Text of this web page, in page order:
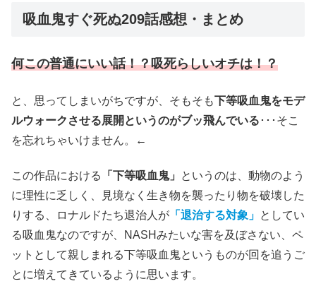
吸血鬼すぐ死ぬ209話感想・まとめ
何この普通にいい話！？吸死らしいオチは！？
と、思ってしまいがちですが、そもそも下等吸血鬼をモデ
ルウォークさせる展開というのがブッ飛んでいる ･･･そこ
を忘れちゃいけません。←
この作品における 「下等吸血鬼」
というのは、動物のよう
に理性に乏しく、見境なく生き物を襲ったり物を破壊した
りする、ロナルドたち退治人が 「退治する対象」 としてい
る吸血鬼なのですが、NASHみたいな害を及ぼさない、ペ
ットとして親しまれる下等吸血鬼というものが回を追うご
とに増えてきているように思います。